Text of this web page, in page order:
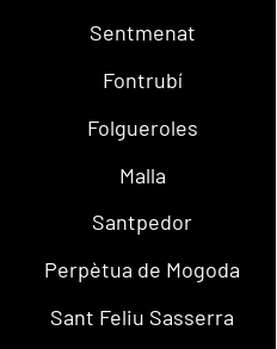
Sentmenat
Fontrubí
Folgueroles
Malla
Santpedor
Perpètua de Mogoda
Sant Feliu Sasserra